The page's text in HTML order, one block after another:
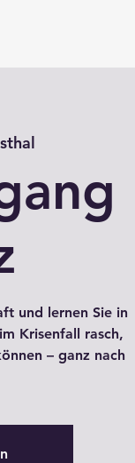
und lernen Sie in
Krisenfall rasch,
– ganz nach